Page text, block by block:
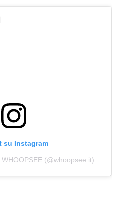
su Instagram
(@whoopsee.it)